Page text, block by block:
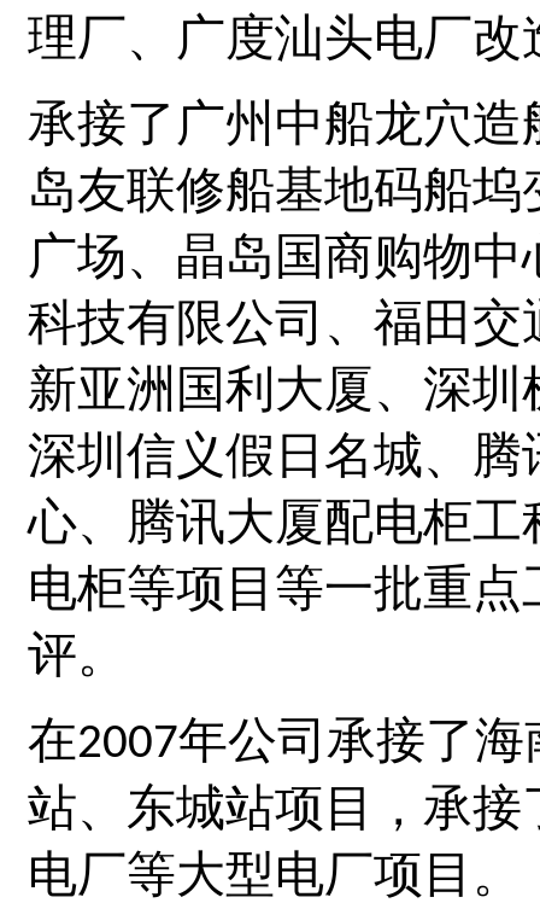
理厂、广度汕头电厂
承接了广州中船龙穴
岛友联修船基地码船
广场、晶岛国商购物
科技有限公司、福田
新亚洲国利大厦、深
深圳信义假日名城、
心、腾讯大厦配电柜
电柜等项目等一批重
评。
在2007年公司承接了
站、东城站项目，承
电厂等大型电厂项目。